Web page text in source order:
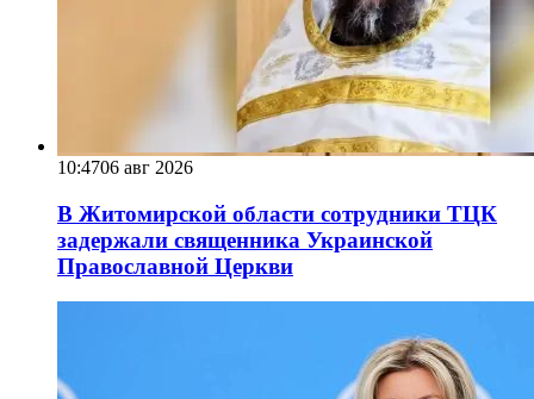
10:4706 авг 2026
В Житомирской области сотрудники ТЦК
задержали священника Украинской
Православной Церкви